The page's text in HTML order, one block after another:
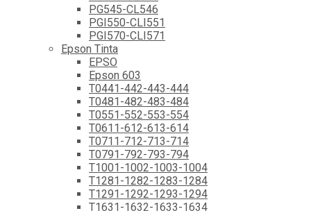
PG545-CL546
PGI550-CLI551
PGI570-CLI571
Epson Tinta
EPSO
Epson 603
T0441-442-443-444
T0481-482-483-484
T0551-552-553-554
T0611-612-613-614
T0711-712-713-714
T0791-792-793-794
T1001-1002-1003-1004
T1281-1282-1283-1284
T1291-1292-1293-1294
T1631-1632-1633-1634